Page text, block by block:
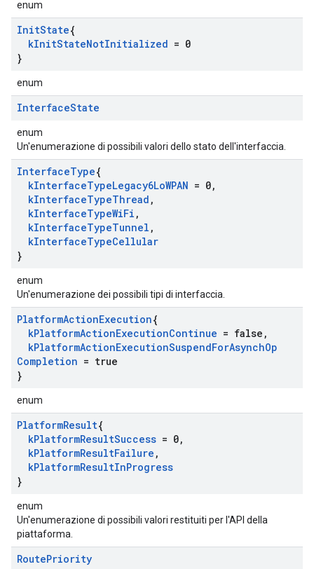
enum
InitState{
kInitStateNotInitialized = 0
}
enum
InterfaceState
enum
Un'enumerazione di possibili valori dello stato dell'interfaccia.
InterfaceType{
kInterfaceTypeLegacy6LoWPAN = 0,
kInterfaceTypeThread ,
kInterfaceTypeWiFi ,
kInterfaceTypeTunnel ,
kInterfaceTypeCellular
}
enum
Un'enumerazione dei possibili tipi di interfaccia.
PlatformActionExecution{
kPlatformActionExecutionContinue = false ,
kPlatformActionExecutionSuspendForAsynchOp
Completion = true
}
enum
PlatformResult{
kPlatformResultSuccess = 0,
kPlatformResultFailure ,
kPlatformResultInProgress
}
enum
Un'enumerazione di possibili valori restituiti per l'API della
piattaforma.
RoutePriority